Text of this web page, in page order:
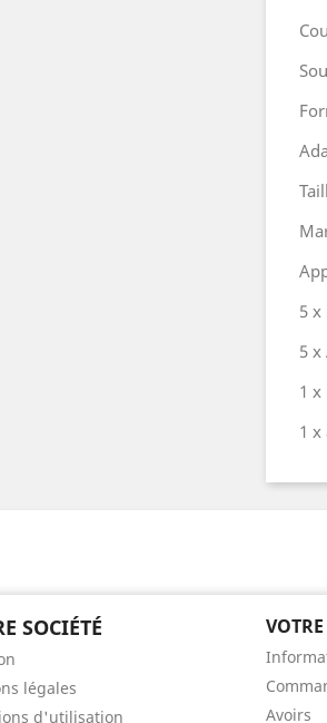
5 x
5
1
1 x
SOCIÉTÉ
légales
d'utilisation
Avoirs